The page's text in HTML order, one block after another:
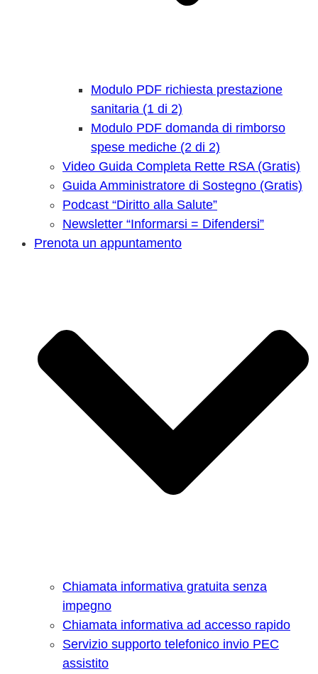
Modulo PDF richiesta prestazione
sanitaria (1 di 2)
Modulo PDF domanda di rimborso
spese mediche (2 di 2)
Video Guida Completa Rette RSA (Gratis)
Guida Amministratore di Sostegno (Gratis)
Podcast “Diritto alla Salute”
Newsletter “Informarsi = Difendersi”
Prenota un appuntamento
Chiamata informativa gratuita senza
impegno
Chiamata informativa ad accesso rapido
Servizio supporto telefonico invio PEC
assistito